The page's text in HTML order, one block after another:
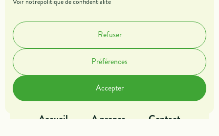
Mentors &
Parrains
Offres de missions
Rejoindre l'association
Accueil
A propos Contact
Refuser
Préférences
Accepter
Fonctionnalités